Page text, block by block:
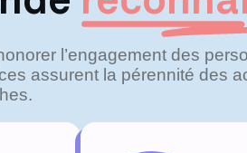
l’engagement des
assurent la pérennité des